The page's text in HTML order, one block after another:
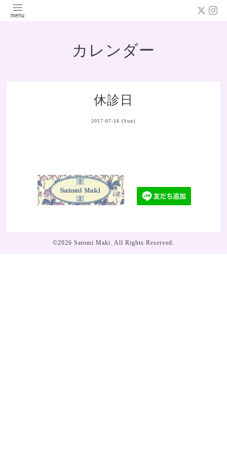
カレンダー
休診日
2017-07-16 (Sun)
©2026 Satomi Maki. All Rights Reserved.